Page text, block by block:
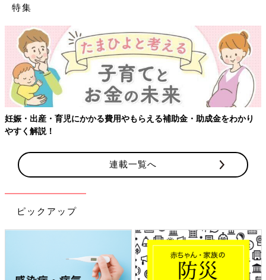
思えば、そのときの経験が医師になってから活かされています。
た。もし病院しか知らないまま医師になっていたら、「世の中に
は多様な人がいる」と頭でわかっていても、理解しきれなかった
かもしれません。
地域医療の実習で全国を回り、鹿児島県の病院の居
心地のよさに感動。
特集
妊娠・出産・育児にかかる費用やもらえる補助金・助成金をわかり
やすく解説！
連載一覧へ
ピックアップ